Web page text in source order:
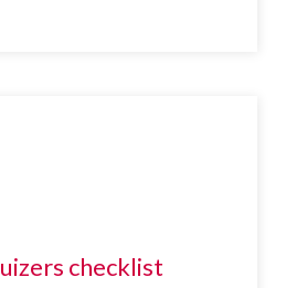
checklist